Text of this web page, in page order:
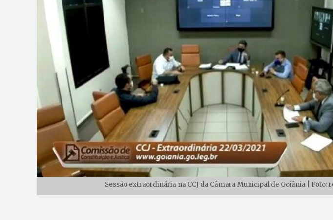
Sessão extraordinária na CCJ da Câmara Municipal de Goiânia | Foto: